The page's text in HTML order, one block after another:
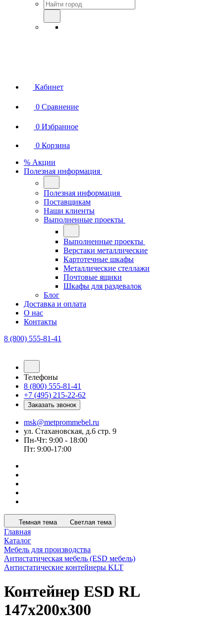
Кабинет
0 Сравнение
0 Избранное
0 Корзина
% Акции
Полезная информация
Полезная информация
Поставщикам
Наши клиенты
Выполненные проекты
Выполненные проекты
Верстаки металлические
Картотечные шкафы
Металлические стеллажи
Почтовые ящики
Шкафы для раздевалок
Блог
Доставка и оплата
О нас
Контакты
8 (800) 555-81-41
Телефоны
8 (800) 555-81-41
+7 (495) 215-22-62
Заказать звонок
msk@metprommebel.ru
ул. Стахановская, д.6 стр. 9
Пн-Чт: 9:00 - 18:00
Пт: 9:00-17:00
Темная тема Светлая тема
Главная
Каталог
Мебель для производства
Антистатическая мебель (ESD мебель)
Антистатические контейнеры KLT
Контейнер ESD RL
147x200x300